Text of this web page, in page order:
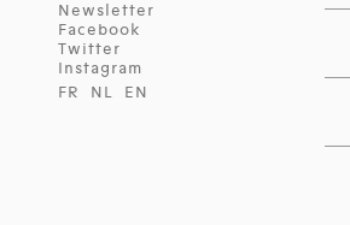
Newsletter
Facebook
Twitter
Instagram
FR
NL EN